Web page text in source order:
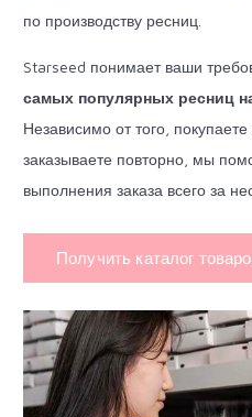
по производству ресниц.
Starseed понимает ваши
самых популярных ресниц
Независимо от того,
заказываете повторно, мы
выполнения заказа всего за
Получить каталог